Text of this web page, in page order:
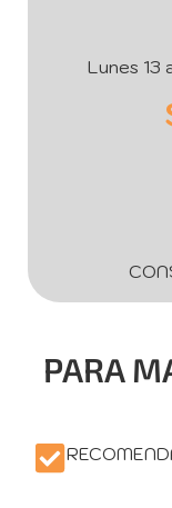
Lunes 13
PARA